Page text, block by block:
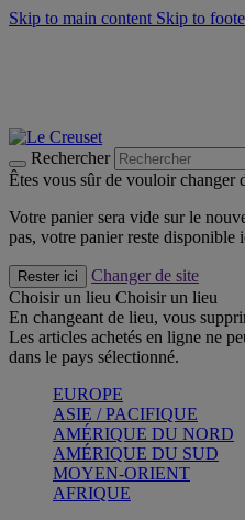
Skip to main content Skip to
Rechercher
Êtes vous sûr de vouloir changer
Votre panier sera vide sur le
pas, votre panier reste disponible
Rester ici
Changer de site
Choisir un lieu Choisir un lieu
En changeant de lieu, vous
Les articles achetés en ligne ne
dans le pays sélectionné.
EUROPE
ASIE / PACIFIQUE
AMÉRIQUE DU NORD
AMÉRIQUE DU SUD
MOYEN-ORIENT
AFRIQUE